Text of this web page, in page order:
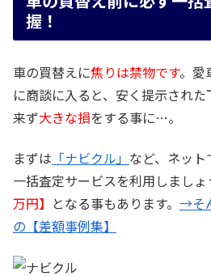
握！
車の買替えに焦りは禁物です。愛
に商談に入ると、安く提示され
来ず大きな損をする事に…。
まずは 「ナビクル」 など、ネッ
一括査定サービスを利用しまし
万円】 となる事もあります。 →そ
の【差額事例集】